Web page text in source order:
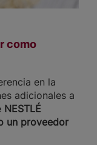
como
en la
adicionales a
NESTLÉ
un proveedor